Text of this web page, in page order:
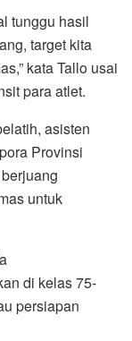
tunggu hasil
target kita
kata Tallo usai
para atlet.
asisten
Provinsi
untuk
di kelas 75-
persiapan